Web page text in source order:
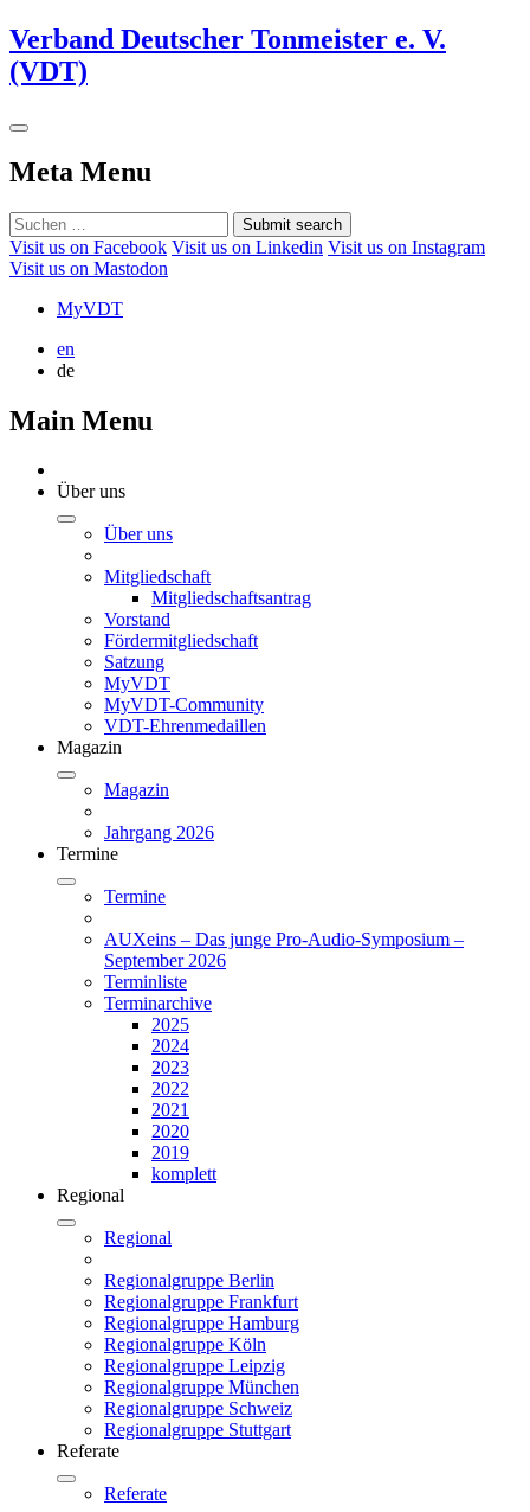
Verband Deutscher Tonmeister e. V.
(VDT)
Meta Menu
Submit search
Visit us on Facebook Visit us on Linkedin Visit us on Instagram
Visit us on Mastodon
MyVDT
en
de
Main Menu
Über uns
Über uns
Mitgliedschaft
Mitgliedschaftsantrag
Vorstand
Fördermitgliedschaft
Satzung
MyVDT
MyVDT-Community
VDT-Ehrenmedaillen
Magazin
Magazin
Jahrgang 2026
Termine
Termine
AUXeins – Das junge Pro-Audio-Symposium –
September 2026
Terminliste
Terminarchive
2025
2024
2023
2022
2021
2020
2019
komplett
Regional
Regional
Regionalgruppe Berlin
Regionalgruppe Frankfurt
Regionalgruppe Hamburg
Regionalgruppe Köln
Regionalgruppe Leipzig
Regionalgruppe München
Regionalgruppe Schweiz
Regionalgruppe Stuttgart
Referate
Referate